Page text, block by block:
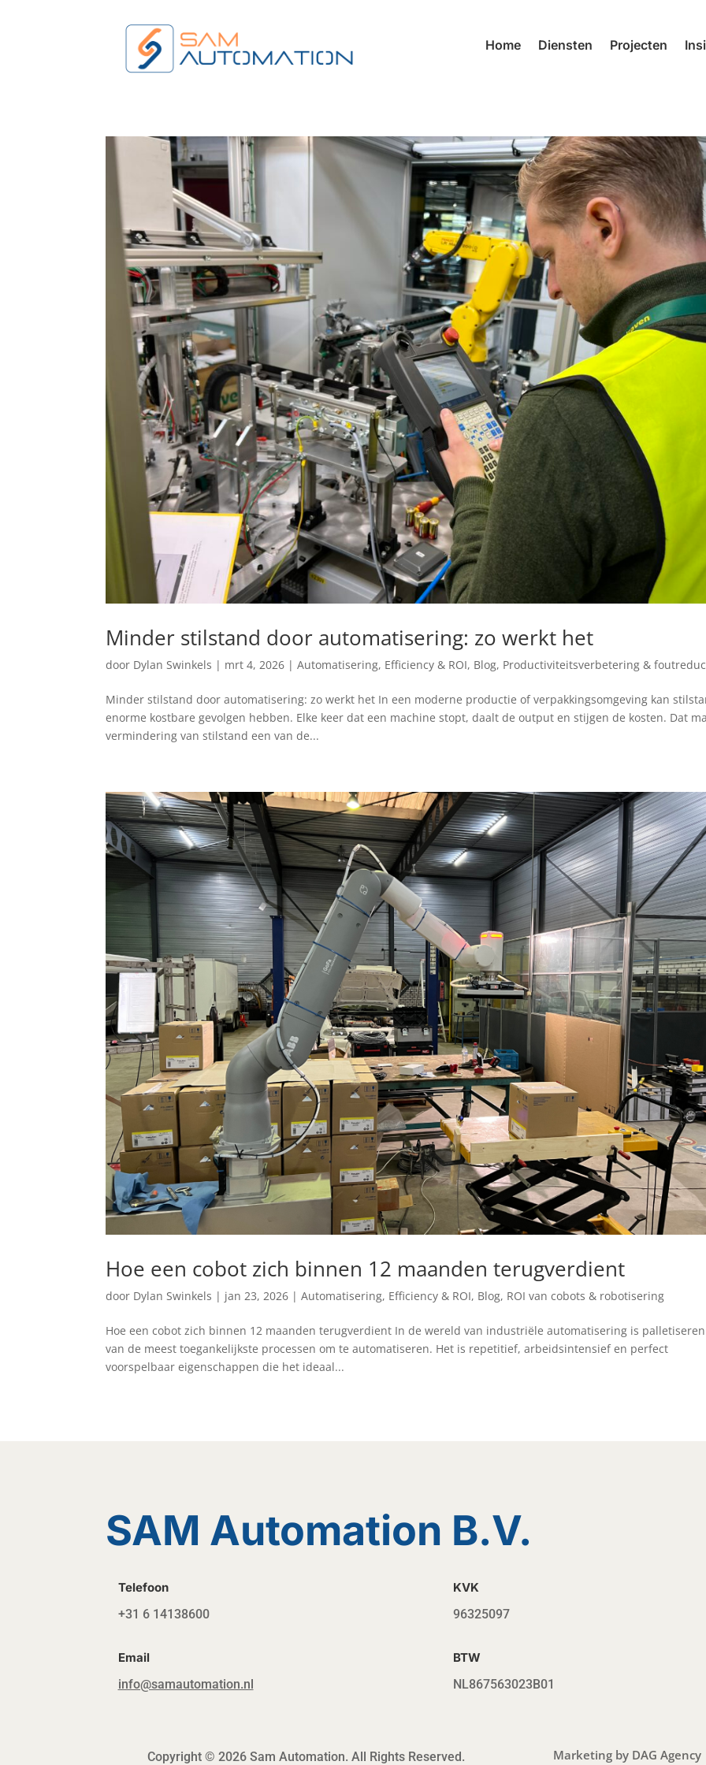
Home Diensten Projecten
Minder stilstand door automatisering: zo werkt het
door Dylan Swinkels | mrt 4, 2026 |Automatisering, Efficiency & ROI, Blog, Productiviteitsverbetering &
Minder stilstand door automatisering: zo werkt het In een moderne productie of verpakkingsomgeving kan
enorme kostbare gevolgen hebben. Elke keer dat een machine stopt, daalt de output en stijgen de kosten. Dat
vermindering van stilstand een van de...
Hoe een cobot zich binnen 12 maanden terugverdient
door Dylan Swinkels | jan 23, 2026 |Automatisering, Efficiency & ROI, Blog, ROI van cobots & robotisering
Hoe een cobot zich binnen 12 maanden terugverdient In de wereld van industriële automatisering is
van de meest toegankelijkste processen om te automatiseren. Het is repetitief, arbeidsintensief en perfect
voorspelbaar eigenschappen die het ideaal...
SAM Automation B.V.
Telefoon
+31 6 14138600
Email
info@samautomation.nl
KVK
96325097
BTW
NL867563023B01
Copyright © 2026 Sam Automation. All Rights Reserved. Marketing by DAG Agency